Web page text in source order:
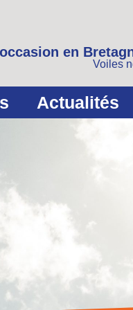
en
Voiles
Actualités